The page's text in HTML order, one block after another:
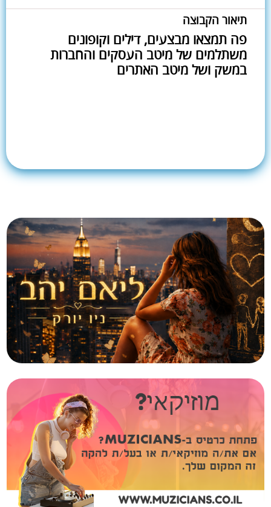
תיאור הקבוצה
פה תמצאו מבצעים, דילים וקופונים
משתלמים של מיטב העסקים והחברות
במשק ושל מיטב האתרים